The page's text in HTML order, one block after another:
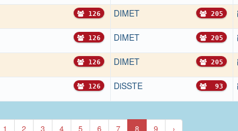
126 DIMET 205
126 DIMET 205
126 DIMET 205
126 DiSSTE 93
1 2 3 4 5 6 7 8 9 ›